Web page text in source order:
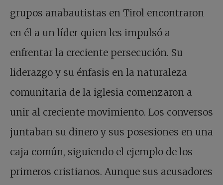
grupos anabautistas en Tirol encontraron
en él a un líder quien les impulsó a
enfrentar la creciente persecución. Su
liderazgo y su énfasis en la naturaleza
comunitaria de la iglesia comenzaron a
unir al creciente movimiento. Los conversos
juntaban su dinero y sus posesiones en una
caja común, siguiendo el ejemplo de los
primeros cristianos. Aunque sus acusadores